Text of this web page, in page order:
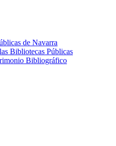
de Navarra
Bibliotecas Públicas
Bibliográfico